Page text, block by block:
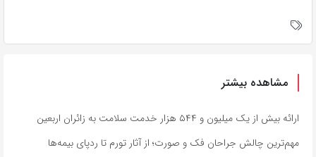
مشاهده بیشتر
ارائه بیش از یک میلیون و ۵۴۴ هزار خدمت سلامت به زائران اربعین
مهم‌ترین چالش جراحان فک و صورت؛ از آثار تورم تا ردپای بیمه‌ها